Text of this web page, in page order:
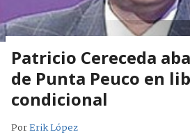
Patricio Cereceda
de Punta Peuco en
condicional
PorErik López